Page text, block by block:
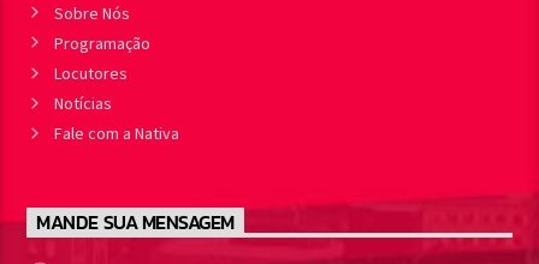
Sobre Nós
Programação
Locutores
Notícias
Fale com a Nativa
MANDE SUA MENSAGEM